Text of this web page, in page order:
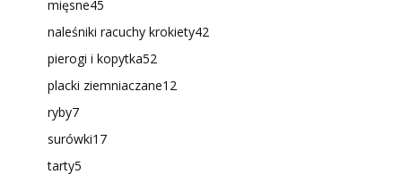
mięsne45
naleśniki racuchy krokiety42
pierogi i kopytka52
placki ziemniaczane12
ryby7
surówki17
tarty5